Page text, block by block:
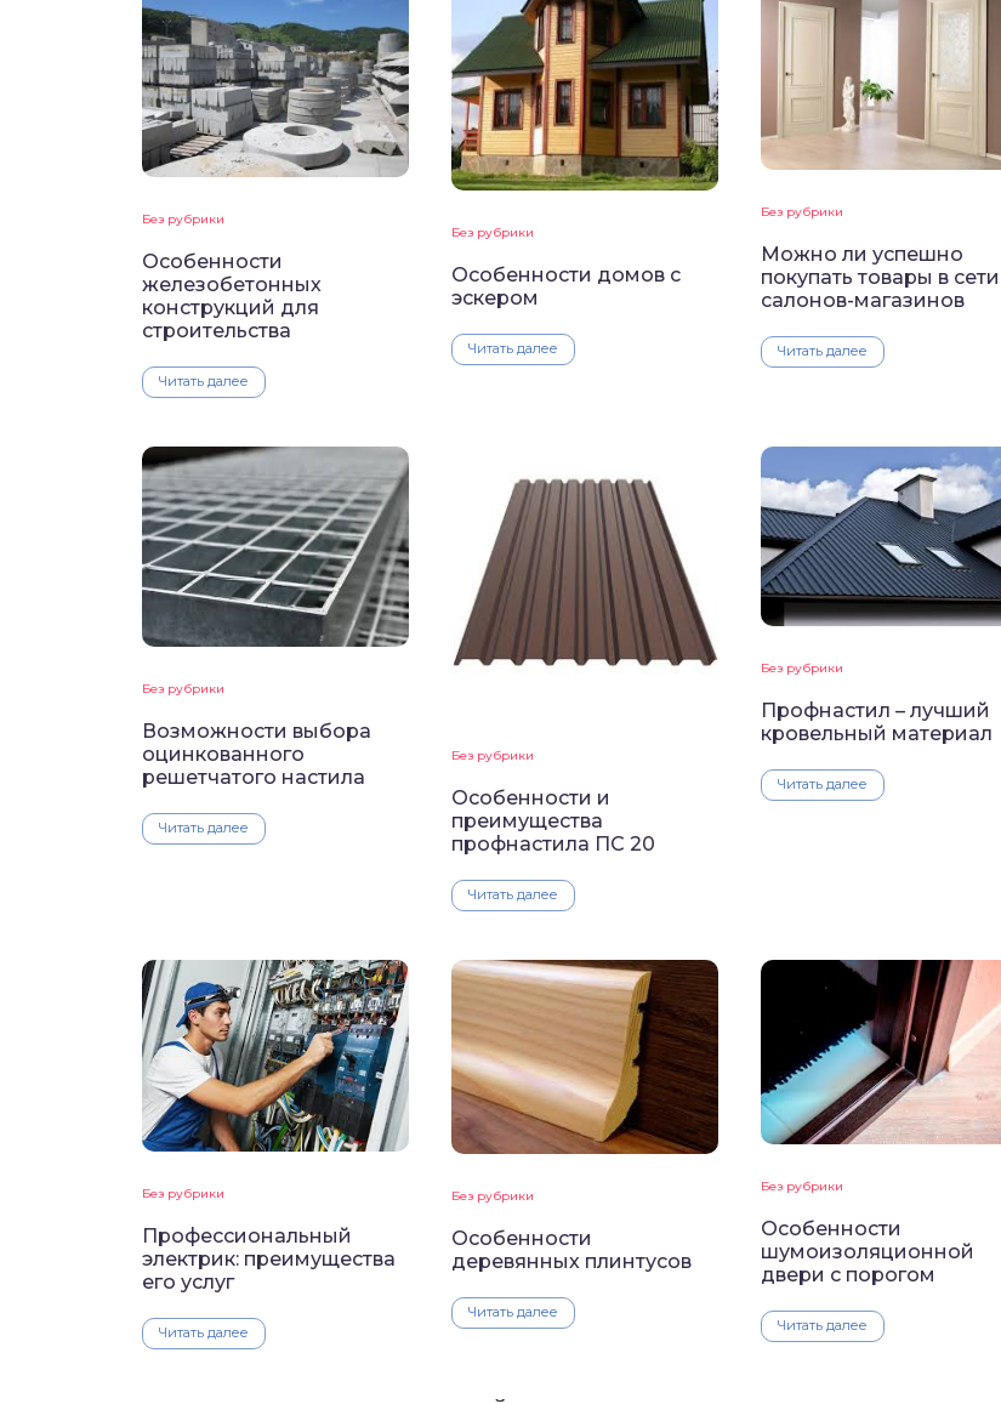
Без рубрики
Особенности
железобетонных
конструкций для
строительства
Читать далее
Без рубрики
Особенности домов с
эскером
Читать далее
Без рубрики
Можно ли успешно
покупать товары в сети
салонов-магазинов
Читать далее
Без рубрики
Возможности выбора
оцинкованного
решетчатого настила
Читать далее
Без рубрики
Особенности и
преимущества
профнастила ПС 20
Читать далее
Без рубрики
Профнастил – лучший
кровельный материал
Читать далее
Без рубрики
Профессиональный
электрик: преимущества
его услуг
Читать далее
Без рубрики
Особенности
деревянных плинтусов
Читать далее
Без рубрики
Особенности
шумоизоляционной
двери с порогом
Читать далее